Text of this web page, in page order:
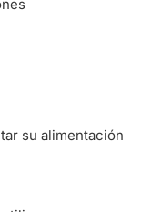
su alimentación